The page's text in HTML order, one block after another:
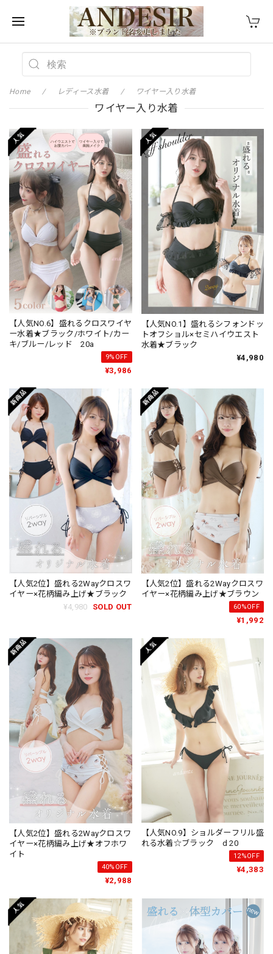
Home レディース水着 ワイヤー入り水着
ワイヤー入り水着
【人気NO.6】盛れるクロスワイヤ
ー水着★ブラック/ホワイト/カー
キ/ブルー/レッド 20a
9%OFF
¥3,986
【人気NO.1】盛れるシフォンドッ
トオフショル×セミハイウエスト
水着★ブラック
¥4,980
【人気2位】盛れる2Wayクロスワ
イヤー×花柄編み上げ★ブラック
¥4,980
SOLD OUT
【人気2位】盛れる2Wayクロスワ
イヤー×花柄編み上げ★ブラウン
60%OFF
¥1,992
【人気2位】盛れる2Wayクロスワ
イヤー×花柄編み上げ★オフホワ
イト
40%OFF
¥2,988
【人気NO.9】ショルダーフリル盛
れる水着☆ブラック d 20
12%OFF
¥4,383